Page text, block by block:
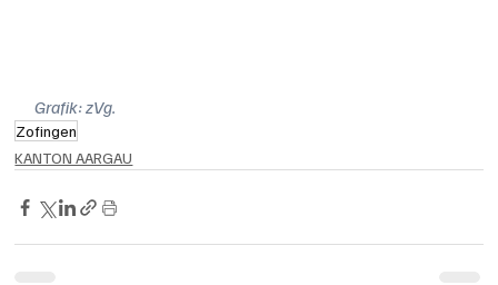
Grafik: zVg.
Zofingen
KANTON AARGAU